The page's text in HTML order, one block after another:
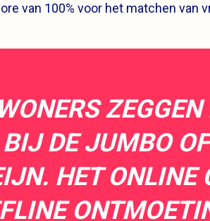
van 100% voor het matchen van
DE JUMBO
HET ONLINE